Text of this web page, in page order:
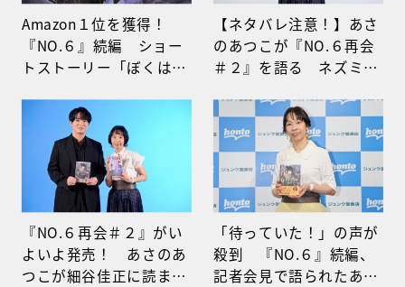
Amazon１位を獲得！
『NO.６』続編 ショー
トストーリー「ぼくはま
た」を無料公開
【ネタバレ注意！】あさ
のあつこが『NO.６再会
＃２』を語る ネズミが
『NO.６再会＃２』がい
よいよ発売！ あさのあ
つこが細谷佳正に読ませ
「待っていた！」の声が
殺到 『NO.６』続編、
記者会見で語られたあさ